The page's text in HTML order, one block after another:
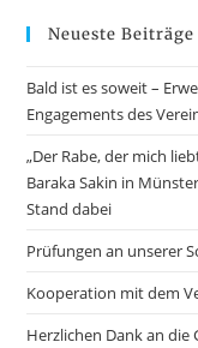
Neueste Beiträge
Bald ist es soweit –
Engagements des
„Der Rabe, der mich
Baraka Sakin in
Stand dabei
Prüfungen an unserer
Kooperation mit dem
Herzlichen Dank an die